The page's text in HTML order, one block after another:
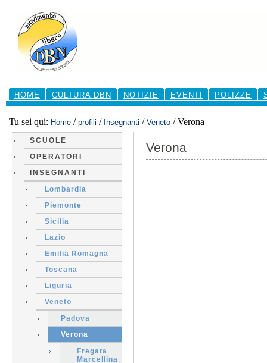
contenuti.
navigazione
Sezioni
HOME
CULTURA DBN NOTIZIE EVENTI POLIZZE
Tu sei qui: Home / profili / Insegnanti / Veneto /Verona
SCUOLE
OPERATORI
INSEGNANTI
Lombardia
Piemonte
Sicilia
Lazio
Emilia Romagna
Toscana
Liguria
Veneto
Padova
Verona
Fregata
Marcellina
Verona